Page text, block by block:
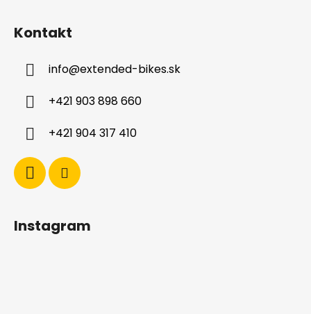
Kontakt
info@extended-bikes.sk
+421 903 898 660
+421 904 317 410
Instagram